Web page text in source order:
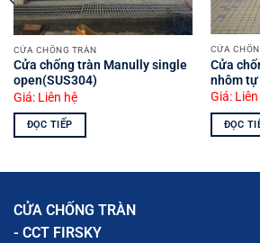
CỬA CHỐNG TRÀN
Cửa chống tràn Manully single
open(SUS304)
Giá: Liên hệ
ĐỌC TIẾP
CỬA
Cửa
nhôm tự
Giá:
ĐỌC
CỬA CHỐNG TRÀN
- CCT FIRSKY